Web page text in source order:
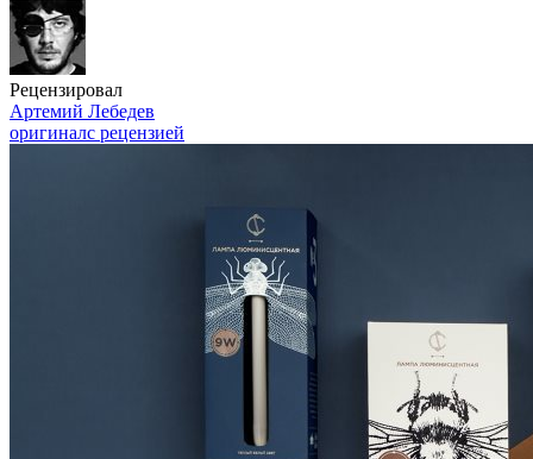
Рецензировал
Артемий Лебедев
оригиналс рецензией